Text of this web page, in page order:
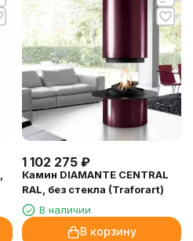
1 102 275 ₽
Камин DIAMANTE CENTRAL
RAL, без стекла (Traforart)
В наличии
В корзину